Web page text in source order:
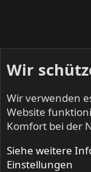
Mitglieder
Wir
Wir verwenden
Website
Komfort bei der
Siehe weitere
Einstellungen